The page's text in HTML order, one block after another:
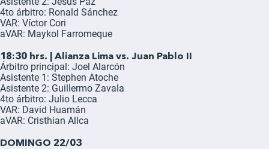
4to árbitro: Ronald Sánchez
VAR: Víctor Cori
aVAR: Maykol Farromeque
18:30 hrs. | Alianza Lima vs. Juan Pablo II
Árbitro principal: Joel Alarcón
Asistente 1: Stephen Atoche
Asistente 2: Guillermo Zavala
4to árbitro: Julio Lecca
VAR: David Huamán
aVAR: Cristhian Allca
DOMINGO 22/03